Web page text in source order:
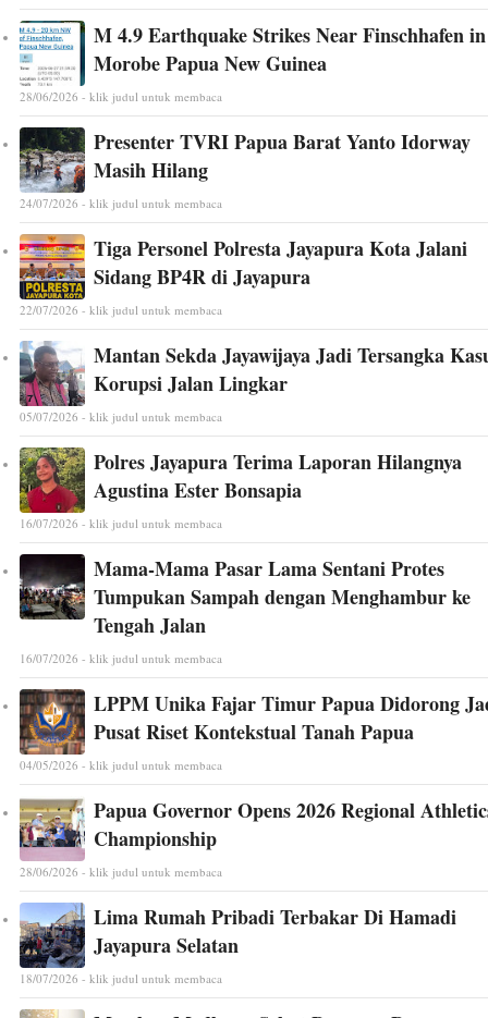
M 4.9 Earthquake Strikes Near Finschhafen in
Morobe Papua New Guinea
28/06/2026 - klik judul untuk membaca
Presenter TVRI Papua Barat Yanto Idorway
Masih Hilang
24/07/2026 - klik judul untuk membaca
Tiga Personel Polresta Jayapura Kota Jalani
Sidang BP4R di Jayapura
22/07/2026 - klik judul untuk membaca
Mantan Sekda Jayawijaya Jadi Tersangka
Korupsi Jalan Lingkar
05/07/2026 - klik judul untuk membaca
Polres Jayapura Terima Laporan Hilangnya
Agustina Ester Bonsapia
16/07/2026 - klik judul untuk membaca
Mama-Mama Pasar Lama Sentani Protes
Tumpukan Sampah dengan Menghambur ke
Tengah Jalan
16/07/2026 - klik judul untuk membaca
LPPM Unika Fajar Timur Papua Didorong
Pusat Riset Kontekstual Tanah Papua
04/05/2026 - klik judul untuk membaca
Papua Governor Opens 2026 Regional
Championship
28/06/2026 - klik judul untuk membaca
Lima Rumah Pribadi Terbakar Di Hamadi
Jayapura Selatan
18/07/2026 - klik judul untuk membaca